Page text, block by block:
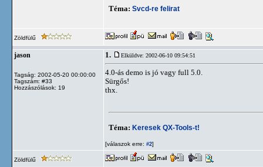
Téma: Svcd-re felirat
Zöldfülű
jason
Tagság: 2002-05-20 00:00:00
Tagszám: #33
Hozzászólások: 19
1. Elküldve: 2002-06-10 09:54:51
4.0-ás demo is jó vagy full 5.0.
Sürgős!
thx.
Téma: Keresek QX-Tools-t!
[válaszok erre: #2]
Zöldfülű